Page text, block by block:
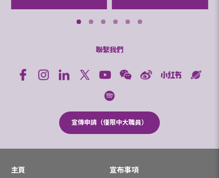
聯繫我們
宣傳申請（僅限中大職員）
主頁
宣布事項